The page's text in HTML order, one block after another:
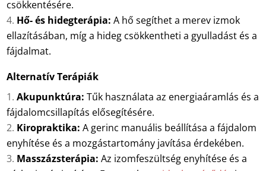
csökkentésére.
Hő- és hidegterápia: A hő segíthet a merev izmok
ellazításában, míg a hideg csökkentheti a gyulladást és a
fájdalmat.
Alternatív Terápiák
Akupunktúra: Tűk használata az energiaáramlás és a
fájdalomcsillapítás elősegítésére.
Kiropraktika: A gerinc manuális beállítása a fájdalom
enyhítése és a mozgástartomány javítása érdekében.
Masszázsterápia: Az izomfeszültség enyhítése és a